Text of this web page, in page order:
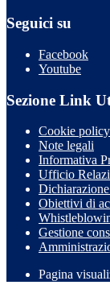
Seguici su
Facebook
Youtube
Sezione Link
Cookie policy
Note legali
Informativa
Ufficio
Obiettivi di
Gestione
Pagina